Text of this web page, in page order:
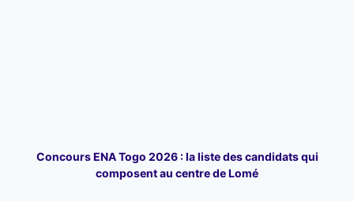
Concours ENA Togo 2026 : la liste des candidats qui
composent au centre de Lomé